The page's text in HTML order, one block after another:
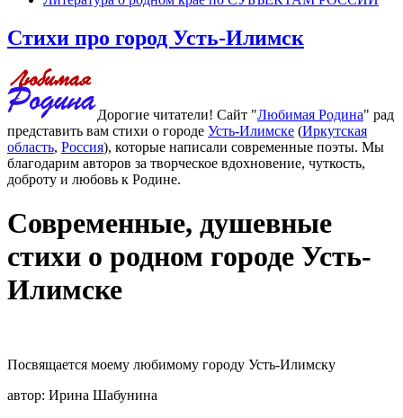
Стихи про город Усть-Илимск
Дорогие читатели! Сайт "Любимая Родина" рад
представить вам стихи о городе Усть-Илимске (Иркутская
область, Россия), которые написали современные поэты. Мы
благодарим авторов за творческое вдохновение, чуткость,
доброту и любовь к Родине.
Современные, душевные
стихи о родном городе Усть-
Илимске
Посвящается моему любимому городу Усть-Илимску
автор: Ирина Шабунина